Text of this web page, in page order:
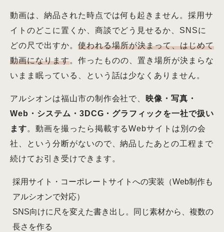
動画は、納品された時点では何も起きません。採用サ
イトのどこに置くか、商談でどう見せるか、SNSに
どの尺で出すか。 使われる場所が決まって、はじめて
動画になります。作ったものの、置き場所が決まらな
いまま眠っている、という話は少なくありません。
アルシオンは福山市の制作会社で、 映像・写真・
Web・システム・3DCG・グラフィックを一社で扱い
ます。動画を撮ったら掲載するWebサイトは別の会
社、という分断がないので、納品したあとの工程まで
続けてお引き受けできます。
採用サイト・コーポレートサイトへの実装（Web制作も
アルシオンで対応）
SNS向けに尺を変えた書き出し。同じ素材から、複数の
長さを作る